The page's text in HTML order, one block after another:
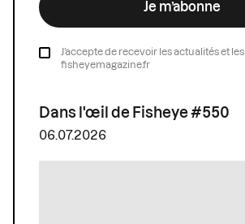
Je m’abonne
J’accepte de recevoir les actualités et
fisheyemagazine.fr
Dans l'œil de Fisheye #550
06.07.2026